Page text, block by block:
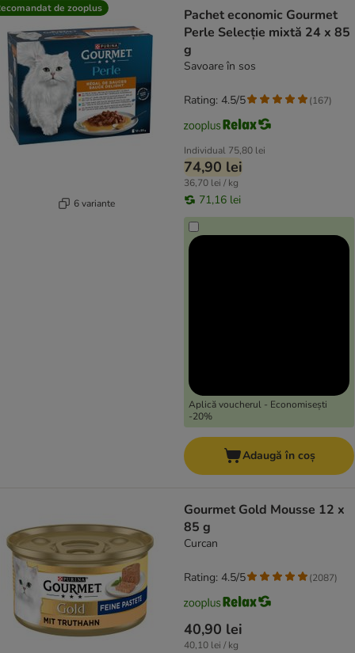
de zooplus
6 variante
Pachet economic Gourmet
Perle Selecție mixtă 24 x 85
g
Savoare în sos
Individual 75,80 lei
74,90 lei
36,70 lei / kg
71,16 lei
Aplică voucherul - Economisești
-20%
Rating: 4.5/5 (167)
Adaugă în coș
Gourmet Gold Mousse 12 x
85 g
Curcan
40,90 lei
40,10 lei / kg
Rating: 4.5/5 (2087)